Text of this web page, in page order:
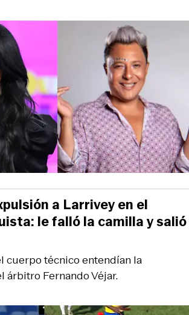
cuerpo técnico entendían la
árbitro Fernando Véjar.
a Larrivey en el
le falló la camilla y salió